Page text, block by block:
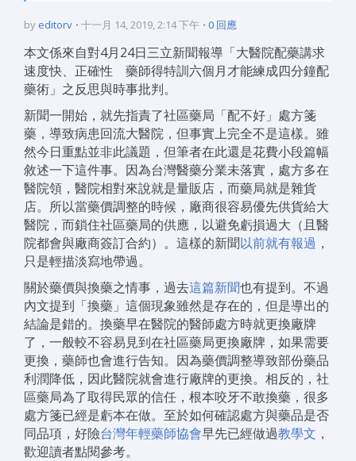
by editorv 十一月 14, 2019, 2:14 下午 0 回應
本文係來自對4月24日三立新聞報導「大醫院配藥講求
速度快、正確性 藥師得特訓六個月才能練成四分鐘配
藥術」之反思與時事批判。
新聞一開始，就先指責了社區藥局「配不好」處方箋
藥，導致病患回流大醫院，但事實上完全不是這樣。雖
然今日重點並非此議題，但筆者在此還是花費小段篇幅
敘述一下這件事。因為台灣醫藥分業未落實，處方多在
醫院領，醫院相對來說就是量販店，而藥局就是雜貨
店。所以當藥價調整的時候，廠商很容易優先供貨給大
醫院，而鎖住社區藥局的供應，以避免虧損過大（且醫
院都會與廠商簽訂合約）。 這樣的新聞以前就有報過 ，
只是輕描淡寫地帶過。
關於藥價與換藥之情事，過去這篇新聞也有提到。不過
內文提到「換藥」這個現象雖然是存在的，但是導出的
結論是錯的。換藥早在醫院的醫師處方時就更換廠牌
了，一般較不容易見到在社區藥局更換廠牌，如果需要
更換，藥師也會進行告知。因為藥價調整導致部份藥品
利潤降低，因此醫院就會進行廠牌的更換。相反的，社
區藥局為了取得民眾的信任，根本咬牙不敢換藥，很多
處方箋已經是虧本在做。至於如何確認處方與藥品是否
同品項，好險台灣年輕藥師協會早先已經做過教學文 ，
歡迎讀者點閱參考。